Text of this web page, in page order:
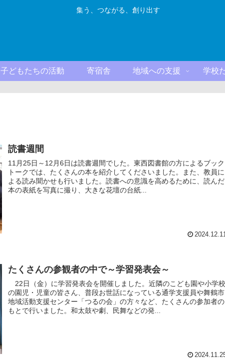
集う、つながる、創り出す
子どもたちの活動 寄宿舎 地域への支援 学校
読書週間
11月25日～12月6日は読書週間でした。東西図書館の方によるブック
トークでは、たくさんの本を紹介してくださいました。また、教員に
よる読み聞かせも行いました。読書への意識を高めるために、読んだ
本の表紙を写真に撮り、大きな花壇の台紙...
2024.12.11
たくさんの参観者の中で～学習発表会～
22日（金）に学習発表会を開催しました。近隣のこども園や小学校
の園児・児童の皆さん、普段お世話になっている通学支援員や舞鶴市
地域活動支援センター「つるの会」の方々など、たくさんの参加者の
もとで行いました。和太鼓や劇、民舞などの発...